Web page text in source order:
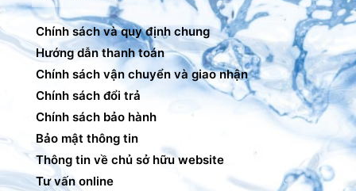
Chính sách và quy định chung
Hướng dẫn thanh toán
Chính sách vận chuyển và giao nhận
Chính sách đổi trả
Chính sách bảo hành
Bảo mật thông tin
Thông tin về chủ sở hữu website
Tư vấn online